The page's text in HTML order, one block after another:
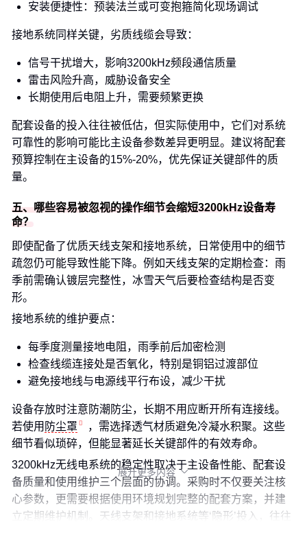
安装便捷性：预装法兰或可变抱箍简化现场调试
接地系统同样关键，劣质线缆会导致：
信号干扰增大，影响3200kHz频段通信质量
雷击风险升高，威胁设备安全
长期使用后电阻上升，需要频繁更换
配套设备的投入往往被低估，但实际使用中，它们对系统
可靠性的影响可能比主设备参数差异更明显。建议将配套
预算控制在主设备的15%-20%，优先保证关键部件的质
量。
五、哪些容易被忽视的操作细节会缩短3200kHz设备寿
命？
即使配备了优质天线支架和接地系统，日常使用中的细节
疏忽仍可能导致性能下降。例如天线支架的定期检查：雨
季前需确认镀层完整性，冰雪天气后要检查结构是否变
形。
接地系统的维护要点：
每季度测量接地电阻，雨季前后加密检测
检查线缆连接处是否氧化，特别是铜铝过渡部位
避免接地线与电源线平行布设，减少干扰
设备存放时注意防潮防尘，长期不用应断开所有连接线。
若使用 防尘罩
，需选择透气材质避免冷凝水积聚。这些
细节看似琐碎，但能显著延长关键部件的有效寿命。
3200kHz无线电系统的稳定性取决于主设备性能、配套设
备质量和使用维护三个层面的协调。采购时不仅要关注核
心参数，更需要根据使用环境规划完整的配套方案，并建
立定期维护机制。天线支架和接地系统等‘隐形’投入，往往
展开更多内容 